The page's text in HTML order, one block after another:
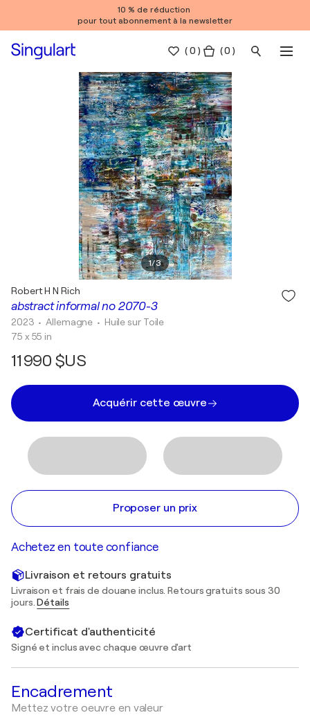
10 % de réduction
pour tout abonnement à la newsletter
(0 ) ( 0 )
1/3
abstract informal no 2070-3
Robert H N Rich
2023 • Allemagne • Huile sur Toile
75 x 55 in
11 990 $US
Acquérir cette œuvre
Proposer un prix
Achetez en toute confiance
Livraison et retours gratuits
Livraison et frais de douane inclus. Retours gratuits sous 30
jours.Détails
Certificat d'authenticité
Signé et inclus avec chaque œuvre d'art
Encadrement
Mettez votre oeuvre en valeur